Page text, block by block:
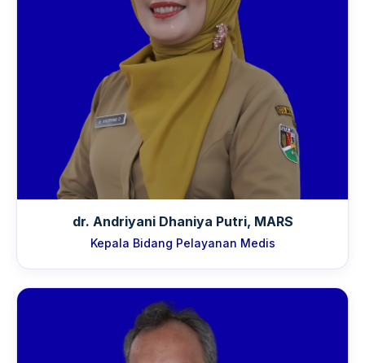
dr. Andriyani Dhaniya Putri, MARS
Kepala Bidang Pelayanan Medis